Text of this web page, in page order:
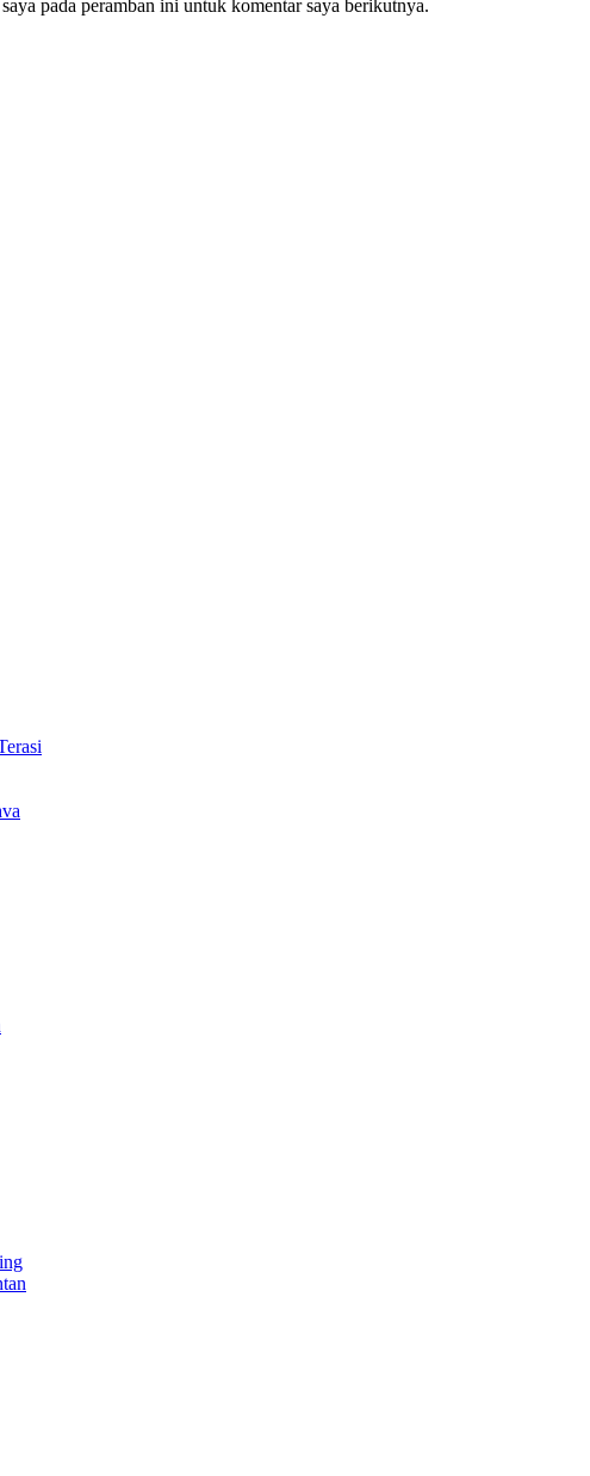
pada peramban ini untuk komentar saya berikutnya.